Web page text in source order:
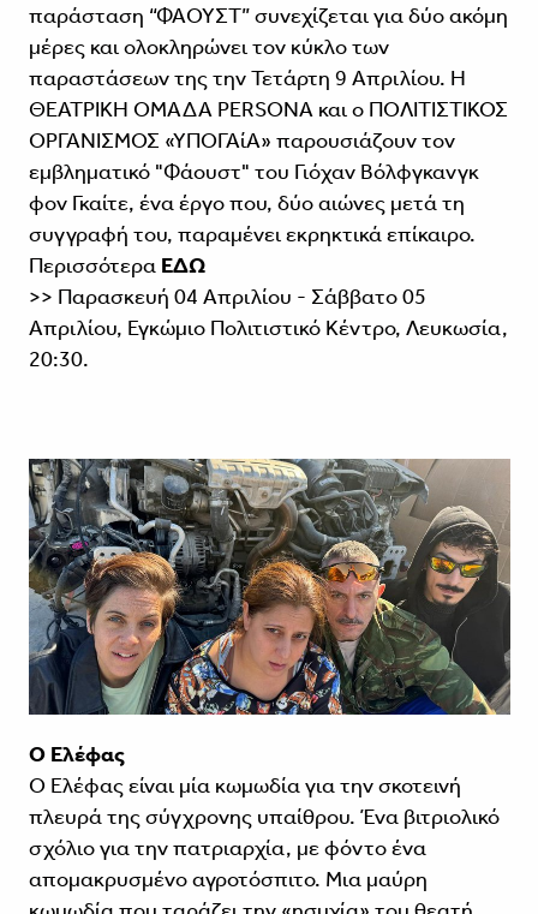
παράσταση “ΦΑΟΥΣΤ” συνεχίζεται για δύο ακόμη
μέρες και ολοκληρώνει τον κύκλο των
παραστάσεων της την Τετάρτη 9 Απριλίου. Η
ΘΕΑΤΡΙΚΗ ΟΜΑΔΑ PERSONA και ο ΠΟΛΙΤΙΣΤΙΚΟΣ
ΟΡΓΑΝΙΣΜΟΣ «ΥΠΟΓΑίΑ» παρουσιάζουν τον
εμβληματικό "Φάουστ" του Γιόχαν Βόλφγκανγκ
φον Γκαίτε, ένα έργο που, δύο αιώνες μετά τη
συγγραφή του, παραμένει εκρηκτικά επίκαιρο.
Περισσότερα ΕΔΩ
>> Παρασκευή 04 Απριλίου - Σάββατο 05
Απριλίου, Εγκώμιο Πολιτιστικό Κέντρο, Λευκωσία,
20:30.
Ο Ελέφας
Ο Ελέφας είναι μία κωμωδία για την σκοτεινή
πλευρά της σύγχρονης υπαίθρου. Ένα βιτριολικό
σχόλιο για την πατριαρχία, με φόντο ένα
απομακρυσμένο αγροτόσπιτο. Μια μαύρη